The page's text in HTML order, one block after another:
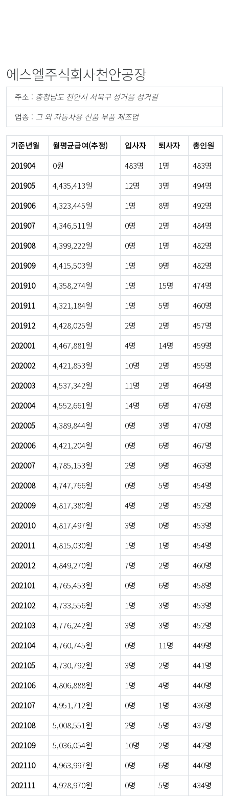
에스엘주식회사천안공장
주소 : 충청남도 천안시 서북구 성거읍 성거길
업종 : 그 외 자동차용 신품 부품 제조업
기준년월 월평균급여(추정) 입사자 퇴사자
총인원
201904
0원 483명 1명
483명
201905
4,435,413원 12명 3명
494명
201906
4,323,445원 1명 8명
492명
201907
4,346,511원 0명 2명
484명
201908
4,399,222원 0명 1명
482명
201909
4,415,503원 1명 9명
482명
201910
4,358,274원 1명 15명
474명
201911
4,321,184원 1명 5명
460명
201912
4,428,025원 2명 2명
457명
202001
4,467,881원 4명 14명
459명
202002
4,421,853원 10명 2명
455명
202003
4,537,342원 11명 2명
464명
202004
4,552,661원 14명 6명
476명
202005
4,389,844원 0명 3명
470명
202006
4,421,204원 0명 6명
467명
202007
4,785,153원 2명 9명
463명
202008
4,747,766원 0명 5명
454명
202009
4,817,380원 4명 2명
452명
202010
4,817,497원 3명 0명
453명
202011
4,815,030원 1명 1명
454명
202012
4,849,270원 7명 2명
460명
202101
4,765,453원 0명 6명
458명
202102
4,733,556원 1명 3명
453명
202103
4,776,242원 3명 3명
452명
202104
4,760,745원 0명 11명
449명
202105
4,730,792원 3명 2명
441명
202106
4,806,888원 1명 4명
440명
202107
4,951,712원 0명 1명
436명
202108
5,008,551원 2명 5명
437명
202109
5,036,054원 10명 2명
442명
202110
4,963,997원 0명 6명
440명
202111
4,928,970원 0명 5명
434명